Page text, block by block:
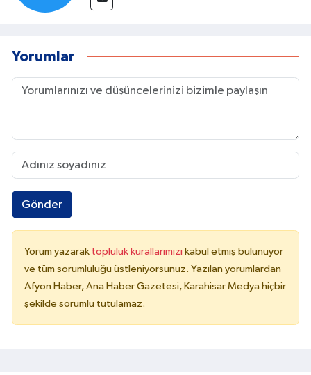
Yorumlar
Gönder
Yorum yazarak topluluk kurallarımızı kabul etmiş bulunuyor
ve tüm sorumluluğu üstleniyorsunuz. Yazılan yorumlardan
Afyon Haber, Ana Haber Gazetesi, Karahisar Medya hiçbir
şekilde sorumlu tutulamaz.